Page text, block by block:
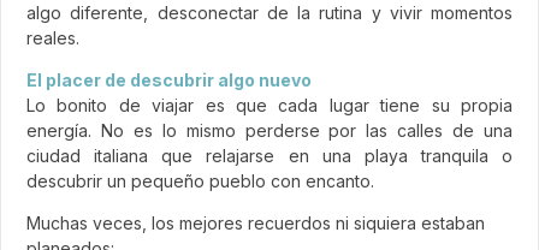
algo diferente, desconectar de la rutina y vivir momentos
reales.
El placer de descubrir algo nuevo
Lo bonito de viajar es que cada lugar tiene su propia
energía. No es lo mismo perderse por las calles de una
ciudad italiana que relajarse en una playa tranquila o
descubrir un pequeño pueblo con encanto.
Muchas veces, los mejores recuerdos ni siquiera estaban